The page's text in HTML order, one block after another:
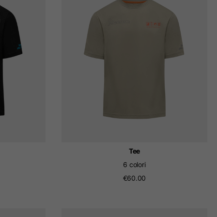
Tee
6 colori
€60.00
Bassi, Francia, Belgio